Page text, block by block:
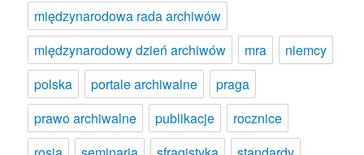
międzynarodowa rada archiwów
międzynarodowy dzień archiwów
mra
niemcy
polska
portale archiwalne
praga
prawo archiwalne
publikacje
rocznice